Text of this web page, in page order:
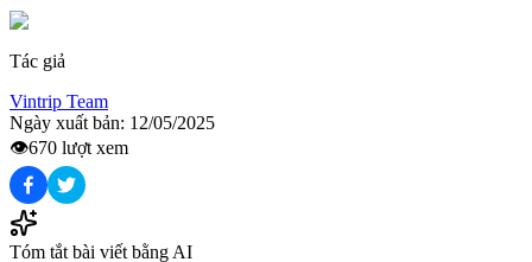
Tác giả
Vintrip Team
Ngày xuất bản: 12/05/2025
👁️670 lượt xem
Tóm tắt bài viết bằng AI